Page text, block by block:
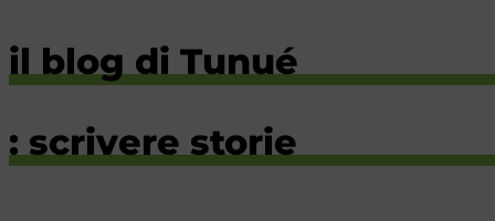
il blog di Tunué
: scrivere storie